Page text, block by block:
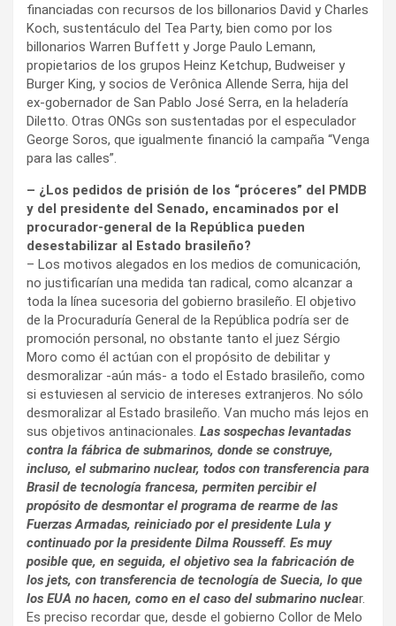
financiadas con recursos de los billonarios David y Charles
Koch, sustentáculo del Tea Party, bien como por los
billonarios Warren Buffett y Jorge Paulo Lemann,
propietarios de los grupos Heinz Ketchup, Budweiser y
Burger King, y socios de Verônica Allende Serra, hija del
ex-gobernador de San Pablo José Serra, en la heladería
Diletto. Otras ONGs son sustentadas por el especulador
George Soros, que igualmente financió la campaña “Venga
para las calles”.
– ¿Los pedidos de prisión de los “próceres” del PMDB
y del presidente del Senado, encaminados por el
procurador-general de la República pueden
desestabilizar al Estado brasileño?
– Los motivos alegados en los medios de comunicación,
no justificarían una medida tan radical, como alcanzar a
toda la línea sucesoria del gobierno brasileño. El objetivo
de la Procuraduría General de la República podría ser de
promoción personal, no obstante tanto el juez Sérgio
Moro como él actúan con el propósito de debilitar y
desmoralizar -aún más- a todo el Estado brasileño, como
si estuviesen al servicio de intereses extranjeros. No sólo
desmoralizar al Estado brasileño. Van mucho más lejos en
sus objetivos antinacionales. Las sospechas levantadas
contra la fábrica de submarinos, donde se construye,
incluso, el submarino nuclear, todos con transferencia para
Brasil de tecnología francesa, permiten percibir el
propósito de desmontar el programa de rearme de las
Fuerzas Armadas, reiniciado por el presidente Lula y
continuado por la presidente Dilma Rousseff. Es muy
posible que, en seguida, el objetivo sea la fabricación de
los jets, con transferencia de tecnología de Suecia, lo que
los EUA no hacen, como en el caso del submarino nuclear.
Es preciso recordar que, desde el gobierno Collor de Melo